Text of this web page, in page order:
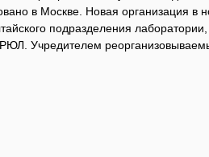
в Москве. Новая организация в
подразделения
Учредителем